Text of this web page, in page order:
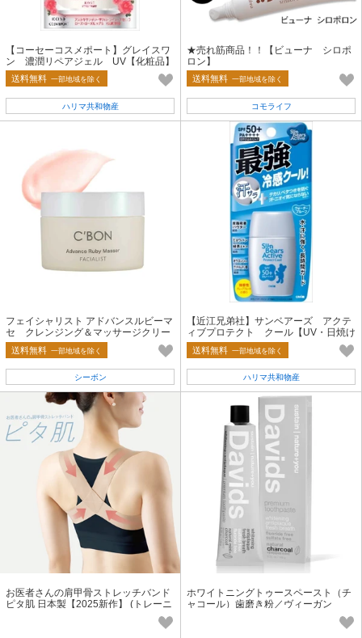
【コーセーコスメポート】グレイスワ
ン 濃潤リペアジェル UV【化粧品】
送料無料 一部地域を除く
ハリマ共和物産
★売れ筋商品！！【ビューナ シロポ
ロン】
送料無料 一部地域を除く
コモライフ
フェイシャリスト アドバンスルビーマ
セ クレンジング＆マッサージクリー
ム
送料無料 一部地域を除く
シーボン
【近江兄弟社】サンベアーズ アクテ
ィブプロテクト クール【UV・日焼け
止め】
送料無料 一部地域を除く
ハリマ共和物産
お医者さんの肩甲骨ストレッチバンド
ピタ肌 日本製【2025新作】 (トレーニ
ホワイトニングトゥースペースト（チ
ャコール）歯磨き粉／ヴィーガン